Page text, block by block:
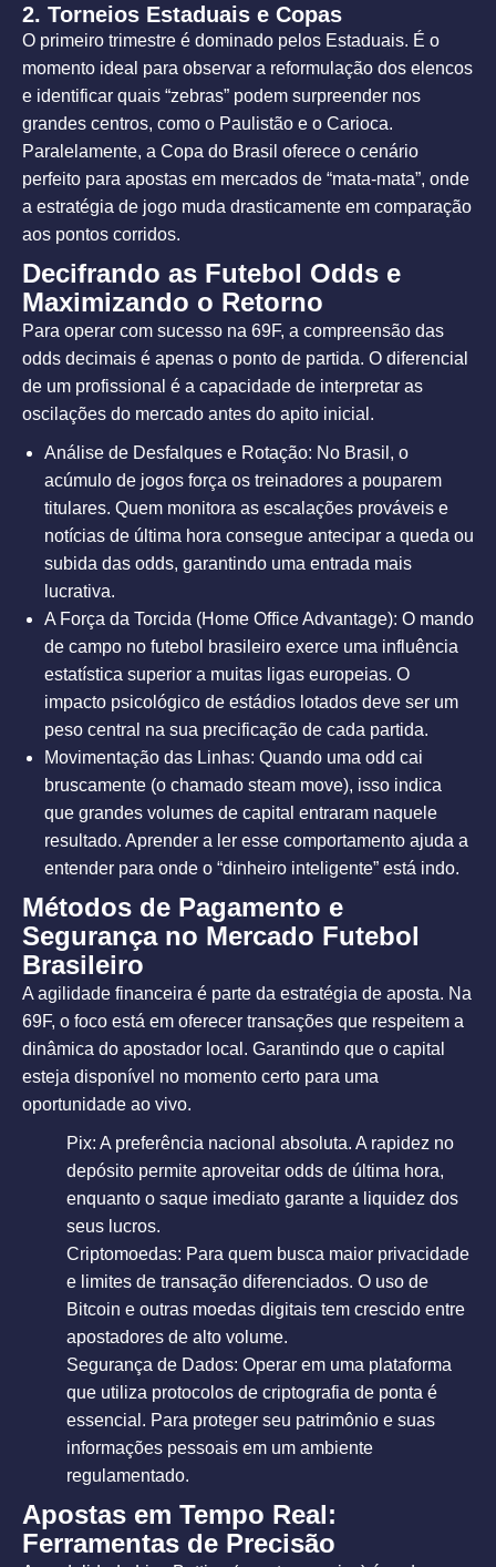
2. Torneios Estaduais e Copas
O primeiro trimestre é dominado pelos Estaduais. É o
momento ideal para observar a reformulação dos elencos
e identificar quais “zebras” podem surpreender nos
grandes centros, como o Paulistão e o Carioca.
Paralelamente, a Copa do Brasil oferece o cenário
perfeito para apostas em mercados de “mata-mata”, onde
a estratégia de jogo muda drasticamente em comparação
aos pontos corridos.
Decifrando as Futebol Odds e
Maximizando o Retorno
Para operar com sucesso na 69F, a compreensão das
odds decimais é apenas o ponto de partida. O diferencial
de um profissional é a capacidade de interpretar as
oscilações do mercado antes do apito inicial.
Análise de Desfalques e Rotação: No Brasil, o
acúmulo de jogos força os treinadores a pouparem
titulares. Quem monitora as escalações prováveis e
notícias de última hora consegue antecipar a queda ou
subida das odds, garantindo uma entrada mais
lucrativa.
A Força da Torcida (Home Office Advantage): O mando
de campo no futebol brasileiro exerce uma influência
estatística superior a muitas ligas europeias. O
impacto psicológico de estádios lotados deve ser um
peso central na sua precificação de cada partida.
Movimentação das Linhas: Quando uma odd cai
bruscamente (o chamado steam move), isso indica
que grandes volumes de capital entraram naquele
resultado. Aprender a ler esse comportamento ajuda a
entender para onde o “dinheiro inteligente” está indo.
Métodos de Pagamento e
Segurança no Mercado Futebol
Brasileiro
A agilidade financeira é parte da estratégia de aposta. Na
69F, o foco está em oferecer transações que respeitem a
dinâmica do apostador local. Garantindo que o capital
esteja disponível no momento certo para uma
oportunidade ao vivo.
Pix: A preferência nacional absoluta. A rapidez no
depósito permite aproveitar odds de última hora,
enquanto o saque imediato garante a liquidez dos
seus lucros.
Criptomoedas: Para quem busca maior privacidade
e limites de transação diferenciados. O uso de
Bitcoin e outras moedas digitais tem crescido entre
apostadores de alto volume.
Segurança de Dados: Operar em uma plataforma
que utiliza protocolos de criptografia de ponta é
essencial. Para proteger seu patrimônio e suas
informações pessoais em um ambiente
regulamentado.
Apostas em Tempo Real:
Ferramentas de Precisão